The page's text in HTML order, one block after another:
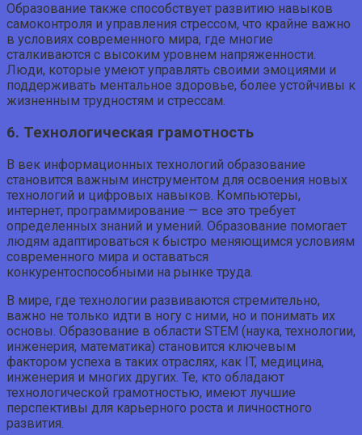
Образование также способствует развитию навыков
самоконтроля и управления стрессом, что крайне важно
в условиях современного мира, где многие
сталкиваются с высоким уровнем напряженности.
Люди, которые умеют управлять своими эмоциями и
поддерживать ментальное здоровье, более устойчивы к
жизненным трудностям и стрессам.
6. Технологическая грамотность
В век информационных технологий образование
становится важным инструментом для освоения новых
технологий и цифровых навыков. Компьютеры,
интернет, программирование — все это требует
определенных знаний и умений. Образование помогает
людям адаптироваться к быстро меняющимся условиям
современного мира и оставаться
конкурентоспособными на рынке труда.
В мире, где технологии развиваются стремительно,
важно не только идти в ногу с ними, но и понимать их
основы. Образование в области STEM (наука, технологии,
инженерия, математика) становится ключевым
фактором успеха в таких отраслях, как IT, медицина,
инженерия и многих других. Те, кто обладают
технологической грамотностью, имеют лучшие
перспективы для карьерного роста и личностного
развития.